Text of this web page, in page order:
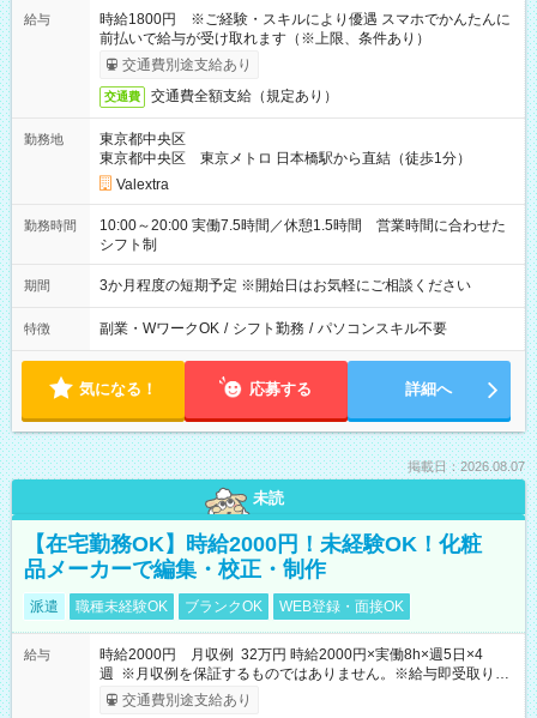
給与
時給1800円 ※ご経験・スキルにより優遇 スマホでかんたんに
前払いで給与が受け取れます（※上限、条件あり）
交通費別途支給あり
交通費 交通費全額支給（規定あり）
勤務地
東京都中央区
東京都中央区 東京メトロ 日本橋駅から直結（徒歩1分）
Valextra
勤務時間
10:00～20:00 実働7.5時間／休憩1.5時間 営業時間に合わせた
シフト制
期間 3か月程度の短期予定 ※開始日はお気軽にご相談ください
特徴 副業・WワークOK / シフト勤務 / パソコンスキル不要
気になる！ 応募する 詳細へ
掲載日：2026.08.07
未読
【在宅勤務OK】時給2000円！未経験OK！化粧
品メーカーで編集・校正・制作
派遣 職種未経験OK ブランクOK WEB登録・面接OK
給与
時給2000円 月収例 32万円 時給2000円×実働8h×週5日×4
週 ※月収例を保証するものではありません。※給与即受取りサ
ービス利用可（利用条件有）
交通費別途支給あり